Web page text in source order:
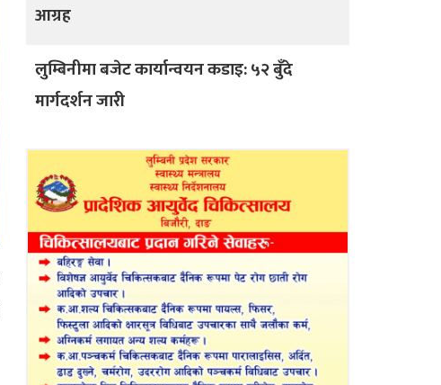
आग्रह
लुम्बिनीमा बजेट कार्यान्वयन कडाइ: ५२ बुँदे
मार्गदर्शन जारी